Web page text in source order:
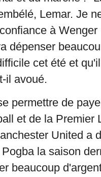
Lemar. Je
à
dépenser
cet été et
il avoué.
permettre de
et de la Premier
United a
la saison
beaucoup